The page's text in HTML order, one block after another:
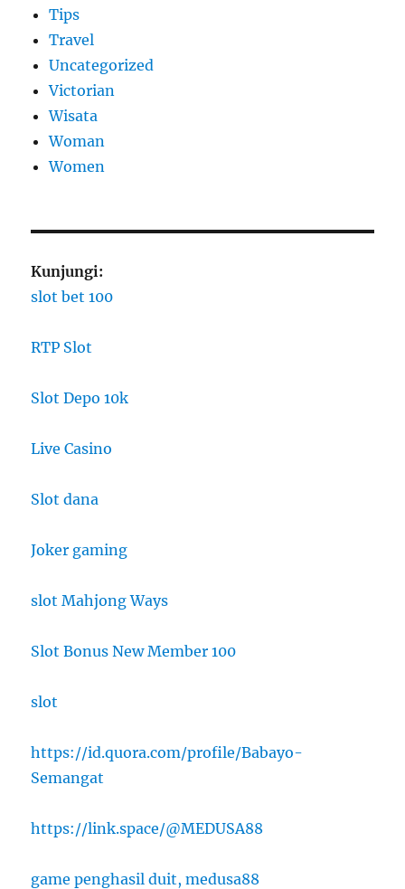
Tips
Travel
Uncategorized
Victorian
Wisata
Woman
Women
Kunjungi:
slot bet 100
RTP Slot
Slot Depo 10k
Live Casino
Slot dana
Joker gaming
slot Mahjong Ways
Slot Bonus New Member 100
slot
https://id.quora.com/profile/Babayo-
Semangat
https://link.space/@MEDUSA88
game penghasil duit, medusa88